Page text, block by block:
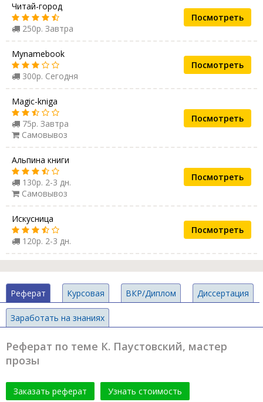
Читай-город
250р. Завтра
Посмотреть
Mynamebook
300р. Сегодня
Посмотреть
Magic-kniga
75р. Завтра
Самовывоз
Посмотреть
Альпина книги
130р. 2-3 дн.
Самовывоз
Посмотреть
Искусница
120р. 2-3 дн.
Посмотреть
Реферат Курсовая ВКР/Диплом Диссертация
Заработать на знаниях
Реферат по теме К. Паустовский, мастер
прозы
Заказать реферат Узнать стоимость